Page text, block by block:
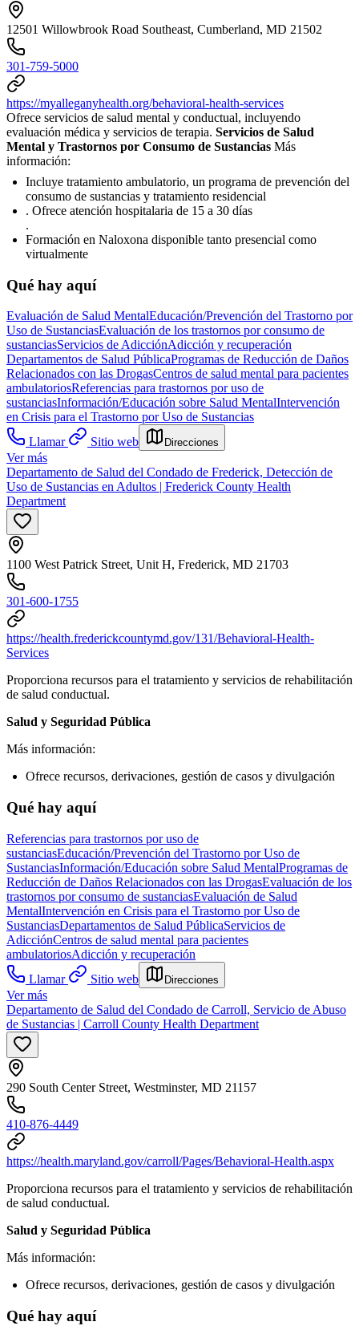
12501 Willowbrook Road Southeast, Cumberland, MD 21502
301-759-5000
https://myalleganyhealth.org/behavioral-health-services
Ofrece servicios de salud mental y conductual, incluyendo
evaluación médica y servicios de terapia. Servicios de Salud
Mental y Trastornos por Consumo de Sustancias Más
información:
Incluye tratamiento ambulatorio, un programa de prevención del
consumo de sustancias y tratamiento residencial
. Ofrece atención hospitalaria de 15 a 30 días
.
Formación en Naloxona disponible tanto presencial como
virtualmente
Qué hay aquí
Evaluación de Salud MentalEducación/Prevención del Trastorno por
Uso de SustanciasEvaluación de los trastornos por consumo de
sustanciasServicios de AdicciónAdicción y recuperación
Departamentos de Salud PúblicaProgramas de Reducción de Daños
Relacionados con las DrogasCentros de salud mental para pacientes
ambulatoriosReferencias para trastornos por uso de
sustanciasInformación/Educación sobre Salud MentalIntervención
en Crisis para el Trastorno por Uso de Sustancias
Llamar
Sitio web Direcciones
Ver más
Departamento de Salud del Condado de Frederick, Detección de
Uso de Sustancias en Adultos | Frederick County Health
Department
1100 West Patrick Street, Unit H, Frederick, MD 21703
301-600-1755
https://health.frederickcountymd.gov/131/Behavioral-Health-
Services
Proporciona recursos para el tratamiento y servicios de rehabilitación
de salud conductual.
Salud y Seguridad Pública
Más información:
Ofrece recursos, derivaciones, gestión de casos y divulgación
Qué hay aquí
Referencias para trastornos por uso de
sustanciasEducación/Prevención del Trastorno por Uso de
SustanciasInformación/Educación sobre Salud MentalProgramas de
Reducción de Daños Relacionados con las DrogasEvaluación de los
trastornos por consumo de sustanciasEvaluación de Salud
MentalIntervención en Crisis para el Trastorno por Uso de
SustanciasDepartamentos de Salud PúblicaServicios de
AdicciónCentros de salud mental para pacientes
ambulatoriosAdicción y recuperación
Llamar
Sitio web Direcciones
Ver más
Departamento de Salud del Condado de Carroll, Servicio de Abuso
de Sustancias | Carroll County Health Department
290 South Center Street, Westminster, MD 21157
410-876-4449
https://health.maryland.gov/carroll/Pages/Behavioral-Health.aspx
Proporciona recursos para el tratamiento y servicios de rehabilitación
de salud conductual.
Salud y Seguridad Pública
Más información:
Ofrece recursos, derivaciones, gestión de casos y divulgación
Qué hay aquí